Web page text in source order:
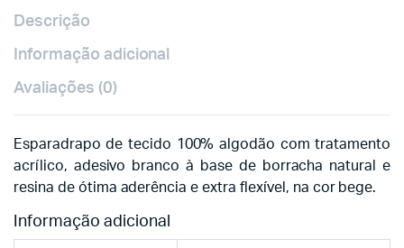
Descrição
Informação adicional
Avaliações (0)
Esparadrapo de tecido 100% algodão com tratamento
acrílico, adesivo branco à base de borracha natural e
resina de ótima aderência e extra flexível, na cor bege.
Informação adicional